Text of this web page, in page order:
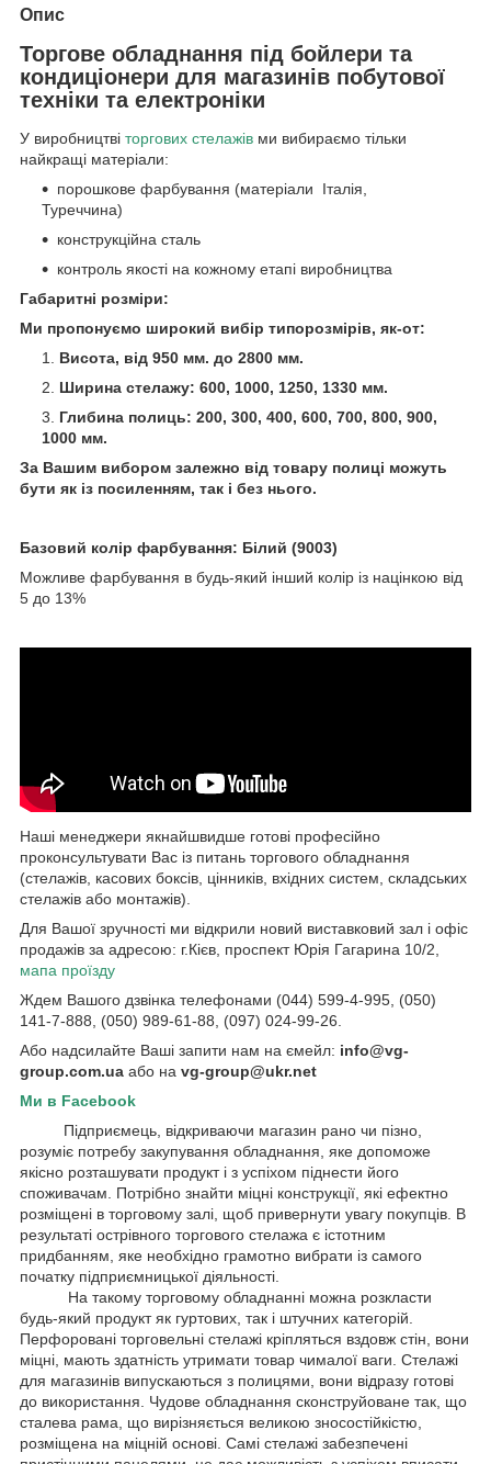
Опис
Торгове обладнання під бойлери та
кондиціонери для магазинів побутової
техніки та електроніки
У виробництві торгових стелажів ми вибираємо тільки
найкращі матеріали:
порошкове фарбування (матеріали Італія,
Туреччина)
конструкційна сталь
контроль якості на кожному етапі виробництва
Габаритні розміри:
Ми пропонуємо широкий вибір типорозмірів, як-от:
Висота, від 950 мм. до 2800 мм.
Ширина стелажу: 600, 1000, 1250, 1330 мм.
Глибина полиць: 200, 300, 400, 600, 700, 800, 900,
1000 мм.
За Вашим вибором залежно від товару полиці можуть
бути як із посиленням, так і без нього.
Базовий колір фарбування: Білий (9003)
Можливе фарбування в будь-який інший колір із націнкою від
5 до 13%
Наші менеджери якнайшвидше готові професійно
проконсультувати Вас із питань торгового обладнання
(стелажів, касових боксів, цінників, вхідних систем, складських
стелажів або монтажів).
Для Вашої зручності ми відкрили новий виставковий зал і офіс
продажів за адресою: г.Кієв, проспект Юрія Гагарина 10/2,
мапа проїзду
Ждем Вашого дзвінка телефонами (044) 599-4-995, (050)
141-7-888, (050) 989-61-88, (097) 024-99-26.
Або надсилайте Ваші запити нам на ємейл: info@vg-
group.com.ua або на vg-group@ukr.net
Ми в Facebook
Підприємець, відкриваючи магазин рано чи пізно,
розуміє потребу закупування обладнання, яке допоможе
якісно розташувати продукт і з успіхом піднести його
споживачам. Потрібно знайти міцні конструкції, які ефектно
розміщені в торговому залі, щоб привернути увагу покупців. В
результаті острівного торгового стелажа є істотним
придбанням, яке необхідно грамотно вибрати із самого
початку підприємницької діяльності.
На такому торговому обладнанні можна розкласти
будь-який продукт як гуртових, так і штучних категорій.
Перфоровані торговельні стелажі кріпляться вздовж стін, вони
міцні, мають здатність утримати товар чималої ваги. Стелажі
для магазинів випускаються з полицями, вони відразу готові
до використання. Чудове обладнання сконструйоване так, що
сталева рама, що вирізняється великою зносостійкістю,
розміщена на міцній основі. Самі стелажі забезпечені